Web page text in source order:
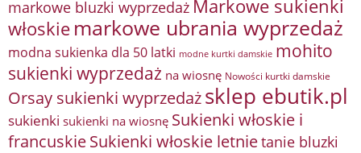
markowe bluzki wyprzedaż Markowe sukienki
włoskie markowe ubrania wyprzedaż
modna sukienka dla 50 latki modne kurtki damskie mohito
sukienki wyprzedaż na wiosnę Nowości kurtki damskie
Orsay sukienki wyprzedażsklep ebutik.pl
sukienki sukienki na wiosnę Sukienki włoskie i
francuskieSukienki włoskie letnietanie bluzki